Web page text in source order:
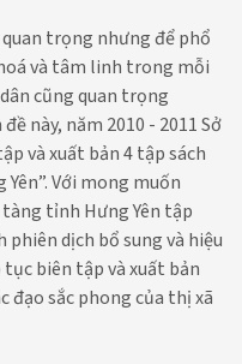
trọng nhưng để phổ
và tâm linh trong mỗi
cũng quan trọng
này, năm 2010 - 2011 Sở
và xuất bản 4 tập sách
Với mong muốn
tỉnh Hưng Yên tập
dịch bổ sung và hiệu
biên tập và xuất bản
đạo sắc phong của thị xã